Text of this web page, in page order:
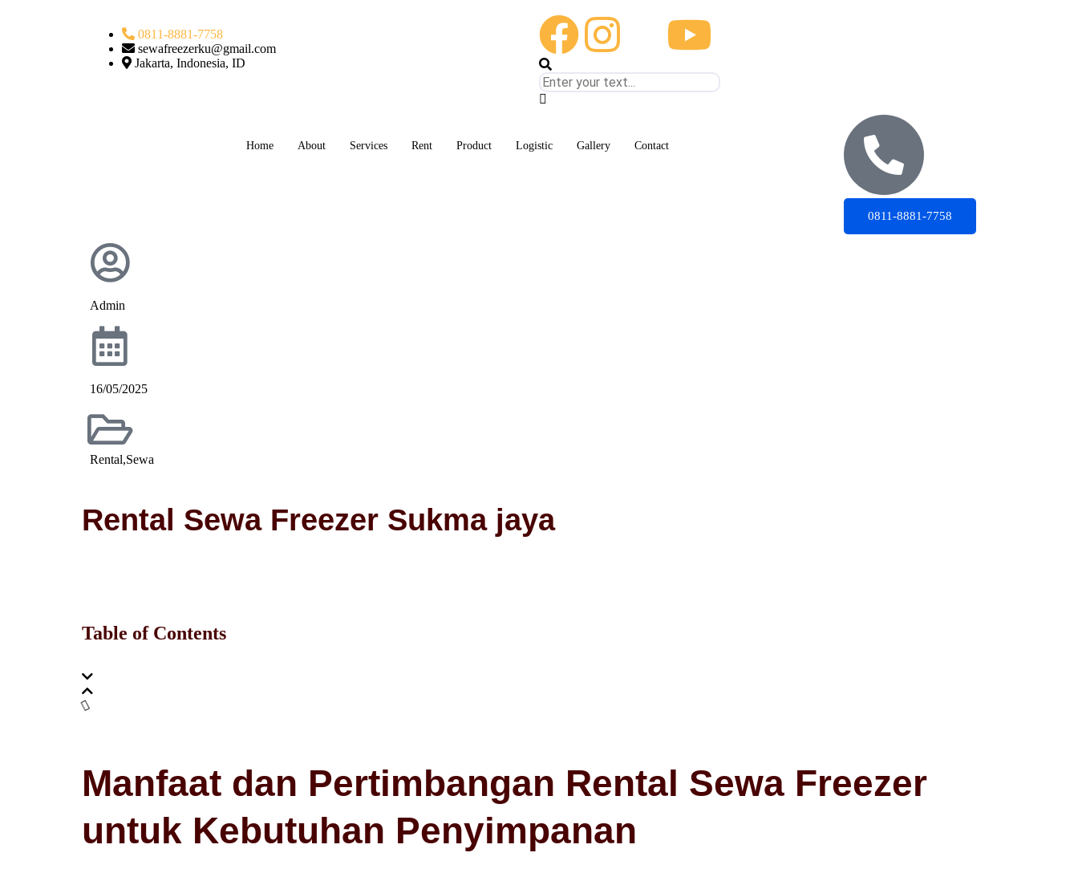
0811-8881-7758
sewafreezerku@gmail.com
Jakarta, Indonesia, ID
Home About Services Rent Product Logistic Gallery Contact
0811-8881-7758
Admin
16/05/2025
Rental,Sewa
Rental Sewa Freezer Sukma jaya
Table of Contents
Manfaat dan Pertimbangan Rental Sewa Freezer
untuk Kebutuhan Penyimpanan